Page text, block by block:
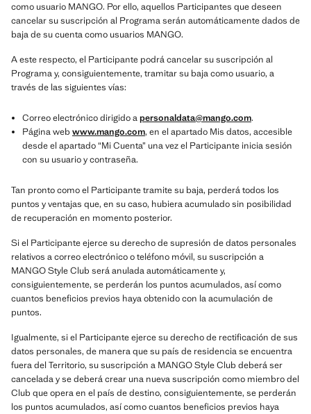
como usuario MANGO. Por ello, aquellos Participantes que deseen
cancelar su suscripción al Programa serán automáticamente dados de
baja de su cuenta como usuarios MANGO.
A este respecto, el Participante podrá cancelar su suscripción al
Programa y, consiguientemente, tramitar su baja como usuario, a
través de las siguientes vías:
Correo electrónico dirigido apersonaldata@mango.com.
Página web www.mango.com, en el apartado Mis datos, accesible
desde el apartado “Mi Cuenta” una vez el Participante inicia sesión
con su usuario y contraseña.
Tan pronto como el Participante tramite su baja, perderá todos los
puntos y ventajas que, en su caso, hubiera acumulado sin posibilidad
de recuperación en momento posterior.
Si el Participante ejerce su derecho de supresión de datos personales
relativos a correo electrónico o teléfono móvil, su suscripción a
MANGO Style Club será anulada automáticamente y,
consiguientemente, se perderán los puntos acumulados, así como
cuantos beneficios previos haya obtenido con la acumulación de
puntos.
Igualmente, si el Participante ejerce su derecho de rectificación de sus
datos personales, de manera que su país de residencia se encuentra
fuera del Territorio, su suscripción a MANGO Style Club deberá ser
cancelada y se deberá crear una nueva suscripción como miembro del
Club que opera en el país de destino, consiguientemente, se perderán
los puntos acumulados, así como cuantos beneficios previos haya